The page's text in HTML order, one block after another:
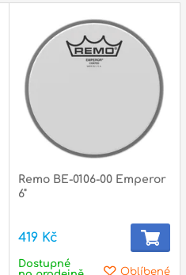
Remo BE-0106-00 Emperor
6"
419 Kč
Oblíbené
Dostupné